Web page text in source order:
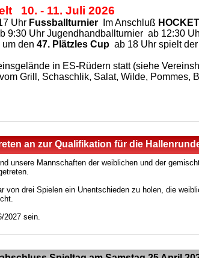
10. - 11. Juli 2026
Uhr Fussballturnier Im Anschluß
9:30 Uhr Jugendhandballturnier ab 12:30
um den 47. Plätzles Cup ab 18 Uhr spielt der
in ES-Rüdern statt (siehe
Grill, Schaschlik, Salat, Wilde, Pommes,
an zur Qualifikation für die
unsere Mannschaften der weiblichen und der
von drei Spielen ein Unentschieden zu holen, die
2027 sein.